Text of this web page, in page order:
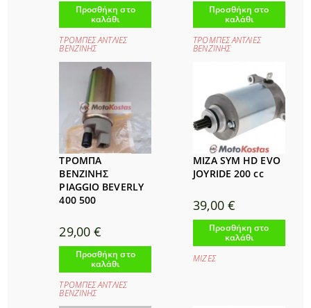
Προσθήκη στο
καλάθι
ΤΡΟΜΠΕΣ ΑΝΤΛΙΕΣ
ΒΕΝΖΙΝΗΣ
Προσθήκη στο
καλάθι
ΤΡΟΜΠΕΣ ΑΝΤΛΙΕΣ
ΒΕΝΖΙΝΗΣ
ΤΡΟΜΠΑ
ΒΕΝΖΙΝΗΣ
PIAGGIO BEVERLY
400 500
29,00€
Προσθήκη στο
καλάθι
ΤΡΟΜΠΕΣ ΑΝΤΛΙΕΣ
ΒΕΝΖΙΝΗΣ
ΜΙΖΑ SYM HD EVO
JOYRIDE 200 cc
39,00 €
Προσθήκη στο
καλάθι
ΜΙΖΕΣ